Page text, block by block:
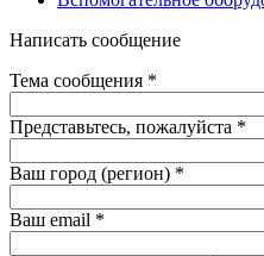
Написать сообщение
Тема сообщения *
Представьтесь, пожалуйста *
Ваш город (регион) *
Ваш email *